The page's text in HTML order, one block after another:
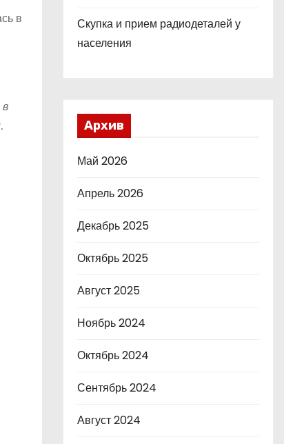
в
Скупка и прием радиодеталей у
населения
Архив
Май 2026
Апрель 2026
Декабрь 2025
Октябрь 2025
Август 2025
Ноябрь 2024
Октябрь 2024
Сентябрь 2024
Август 2024